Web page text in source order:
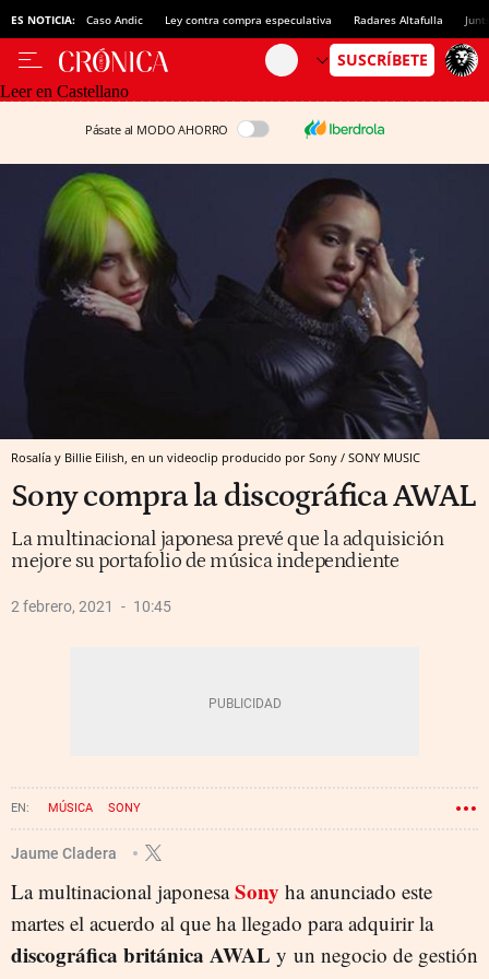
ES NOTICIA: Caso Andic Ley contra compra especulativa Radares Altafulla
Leer en Castellano
Pásate al MODO AHORRO
Rosalía y Billie Eilish, en un videoclip producido por Sony / SONY MUSIC
Sony compra la discográfica AWAL
La multinacional japonesa prevé que la adquisición
mejore su portafolio de música independiente
2 febrero, 2021 10:45
MÚSICA SONY
Jaume Cladera
La multinacional japonesaSony ha anunciado este
martes el acuerdo al que ha llegado para adquirir la
discográfica británica AWAL y un negocio de gestión